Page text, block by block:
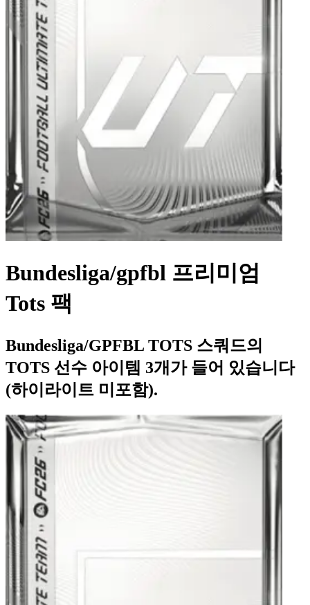
Bundesliga/gpfbl 프리미엄
Tots 팩
Bundesliga/GPFBL TOTS 스쿼드의
TOTS 선수 아이템 3개가 들어 있습니다
(하이라이트 미포함).